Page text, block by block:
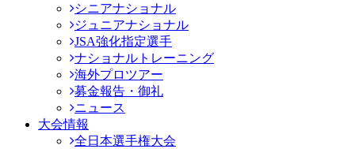
シニアナショナル
ジュニアナショナル
JSA強化指定選手
ナショナルトレーニング
海外プロツアー
募金報告・御礼
ニュース
大会情報
全日本選手権大会